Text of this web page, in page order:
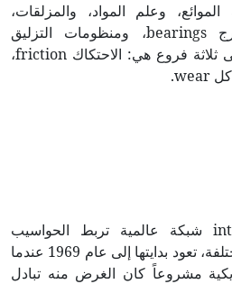
وعلم المواد، والمزلقات،
وميكانيك التماس، والمدارج bearings، ومنظومات التزليق
وتصميمها. ويقسم تقليدياً إلى ثلاثة فروع هي: الاحتكاك friction،
الإنترنت (الشابكة) internet شبكة عالمية تربط الحواسيب
بوسائط نقل المعلومات المختلفة، تعود بدايتها إلى عام 1969 عندما
مشروعاً كان الغرض منه تبادل